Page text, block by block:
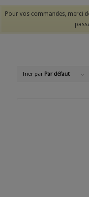
Pour vos commandes, merci
Trier par Par défaut